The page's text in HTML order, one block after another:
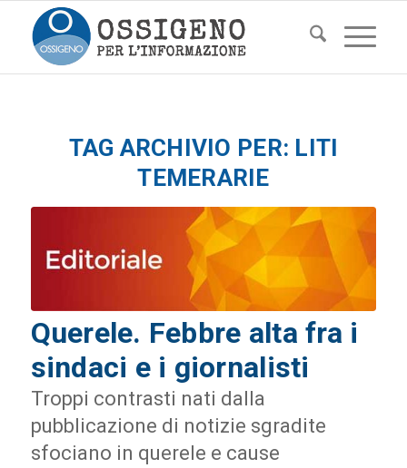
TAG ARCHIVIO PER: LITI
TEMERARIE
Querele. Febbre alta fra i
sindaci e i giornalisti
Troppi contrasti nati dalla
pubblicazione di notizie sgradite
sfociano in querele e cause